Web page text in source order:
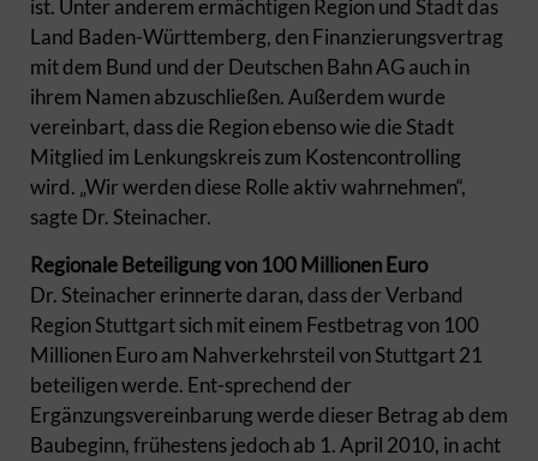
ist. Unter anderem ermächtigen Region und Stadt das
Land Baden-Württemberg, den Finanzierungsvertrag
mit dem Bund und der Deutschen Bahn AG auch in
ihrem Namen abzuschließen. Außerdem wurde
vereinbart, dass die Region ebenso wie die Stadt
Mitglied im Lenkungskreis zum Kostencontrolling
wird. „Wir werden diese Rolle aktiv wahrnehmen“,
sagte Dr. Steinacher.
Regionale Beteiligung von 100 Millionen Euro
Dr. Steinacher erinnerte daran, dass der Verband
Region Stuttgart sich mit einem Festbetrag von 100
Millionen Euro am Nahverkehrsteil von Stuttgart 21
beteiligen werde. Ent-sprechend der
Ergänzungsvereinbarung werde dieser Betrag ab dem
Baubeginn, frühestens jedoch ab 1. April 2010, in acht